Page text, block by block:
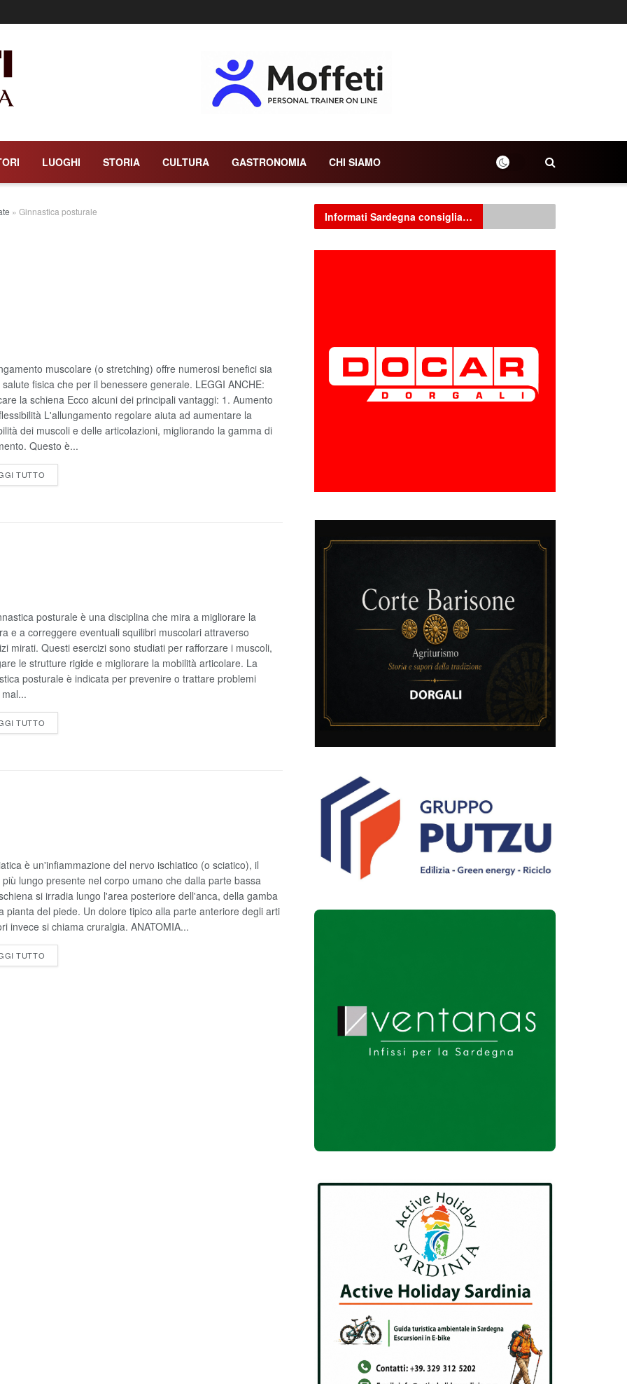
LUOGHI STORIA CULTURA GASTRONOMIA CHI SIAMO
» Ginnastica posturale
muscolare (o stretching) offre numerosi benefici sia
fisica che per il benessere generale. LEGGI ANCHE:
la schiena Ecco alcuni dei principali vantaggi: 1. Aumento
L'allungamento regolare aiuta ad aumentare la
dei muscoli e delle articolazioni, migliorando la gamma di
Questo è...
TUTTO
posturale è una disciplina che mira a migliorare la
e a correggere eventuali squilibri muscolari attraverso
mirati. Questi esercizi sono studiati per rafforzare i muscoli,
le strutture rigide e migliorare la mobilità articolare. La
posturale è indicata per prevenire o trattare problemi
TUTTO
è un'infiammazione del nervo ischiatico (o sciatico), il
lungo presente nel corpo umano che dalla parte bassa
si irradia lungo l'area posteriore dell'anca, della gamba
pianta del piede. Un dolore tipico alla parte anteriore degli arti
invece si chiama cruralgia. ANATOMIA...
TUTTO
Informati Sardegna consiglia…